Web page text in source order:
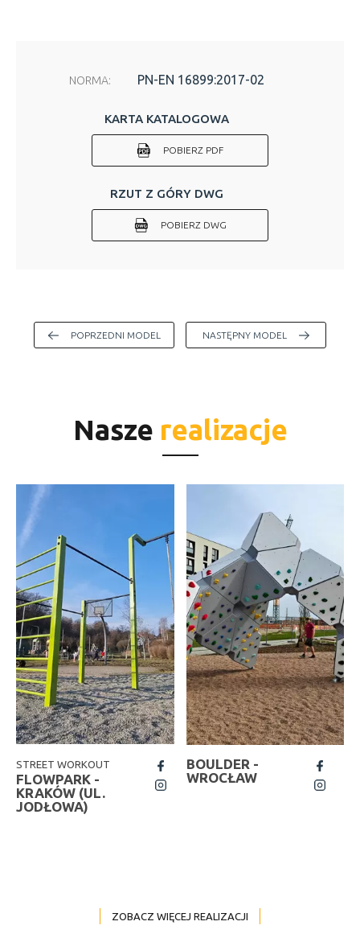
NORMA: PN-EN 16899:2017-02
KARTA KATALOGOWA
POBIERZ PDF
RZUT Z GÓRY DWG
POBIERZ DWG
POPRZEDNI MODEL NASTĘPNY MODEL
Nasze realizacje
STREET WORKOUT
FLOWPARK -
KRAKÓW (UL.
JODŁOWA)
fb
insta
BOULDER -
WROCŁAW
fb
ZOBACZ WIĘCEJ REALIZACJI